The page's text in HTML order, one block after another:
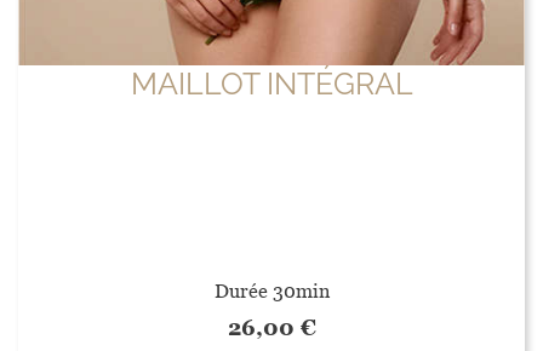
MAILLOT INTÉGRAL
Durée 30min
26,00 €